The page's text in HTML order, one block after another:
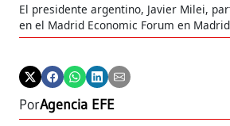
El presidente argentino, Javier Milei,
en el Madrid Economic Forum en
PorAgencia EFE